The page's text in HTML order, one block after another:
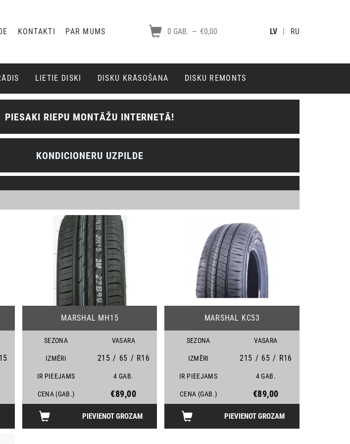
KONTAKTI PAR MUMS 0 GAB. — €0,00 LV RU
LIETIE DISKI DISKU KRĀSOŠANA DISKU REMONTS
PIESAKI RIEPU MONTĀŽU INTERNETĀ!
KONDICIONERU UZPILDE
MARSHAL MH15
SEZONA VASARA
IZMĒRI 215 / 65 / R16
IR PIEEJAMS 4 GAB.
CENA (GAB.) €89,00
PIEVIENOT GROZAM
MARSHAL KC53
SEZONA VASARA
IZMĒRI 215 / 65 / R16
IR PIEEJAMS 4 GAB.
CENA (GAB.) €89,00
PIEVIENOT GROZAM